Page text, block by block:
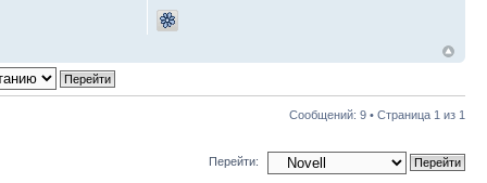
Сообщений: 9 • Страница 1 из 1
Перейти: